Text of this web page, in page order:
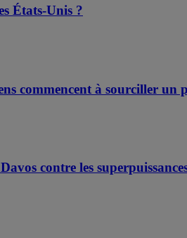
États-Unis ?
commencent à sourciller un
contre les